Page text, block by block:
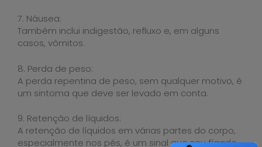
7. Náusea:
Também inclui indigestão, refluxo e, em alguns
casos, vômitos.
8. Perda de peso:
A perda repentina de peso, sem qualquer motivo, é
um sintoma que deve ser levado em conta.
9. Retenção de líquidos:
A retenção de líquidos em várias partes do corpo,
especialmente nos pés, é um sinal que seu fígado